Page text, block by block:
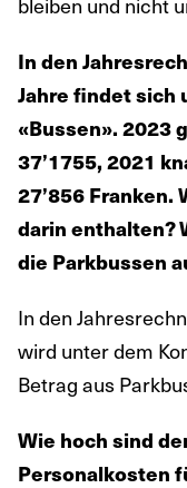
In den
Jahre findet sich
«Bussen». 2023
37’1755, 2021
27’856 Franken.
darin enthalten?
die Parkbussen
In den
wird unter dem
Betrag aus
Wie hoch sind
Personalkosten